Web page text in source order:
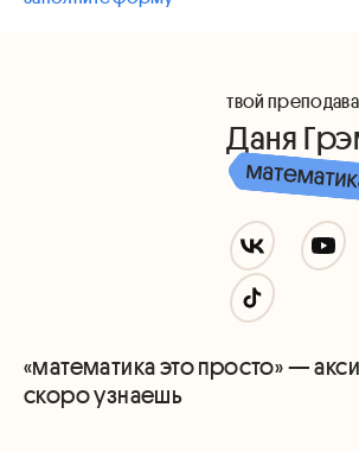
твой
Даня
«математика это просто» —
скоро узнаешь